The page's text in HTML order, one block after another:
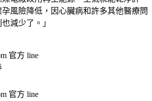
風險降低，因心臟病和許多其他醫療問
減少了。」
官方 line
官方 line